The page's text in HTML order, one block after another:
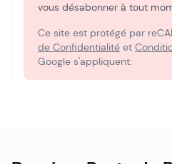
vous désabonner à tout
Ce site est protégé par
de Confidentialité et
Google s'appliquent.